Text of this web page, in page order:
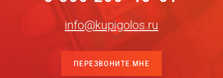
info@kupigolos.ru
ПЕРЕЗВОНИТЕ МНЕ